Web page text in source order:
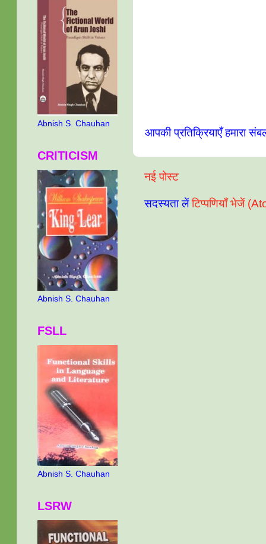
आपकी प्रतिक्रियाएँ हमारा
नई पोस्ट
सदस्यता लेंटिप्पणियाँ भेजें
Abnish S. Chauhan
CRITICISM
Abnish S. Chauhan
FSLL
Abnish S. Chauhan
LSRW